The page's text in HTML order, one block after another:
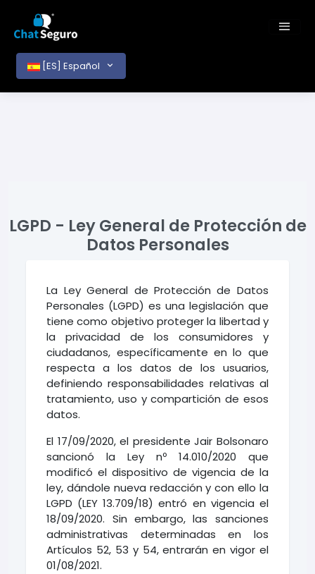
[ES] Español
LGPD - Ley General de Protección de
Datos Personales
La Ley General de Protección de Datos
Personales (LGPD) es una legislación que
tiene como objetivo proteger la libertad y
la privacidad de los consumidores y
ciudadanos, específicamente en lo que
respecta a los datos de los usuarios,
definiendo responsabilidades relativas al
tratamiento, uso y compartición de esos
datos.
El 17/09/2020, el presidente Jair Bolsonaro
sancionó la Ley nº 14.010/2020 que
modificó el dispositivo de vigencia de la
ley, dándole nueva redacción y con ello la
LGPD (LEY 13.709/18) entró en vigencia el
18/09/2020. Sin embargo, las sanciones
administrativas determinadas en los
Artículos 52, 53 y 54, entrarán en vigor el
01/08/2021.